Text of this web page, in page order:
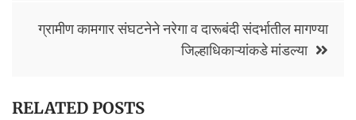
ग्रामीण कामगार संघटनेने नरेगा व दारूबंदी संदर्भातील मागण्या
जिल्हाधिकाऱ्यांकडे मांडल्या
RELATED POSTS